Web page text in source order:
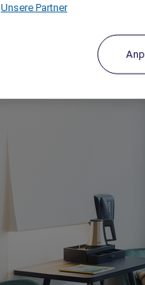
Unsere Partner